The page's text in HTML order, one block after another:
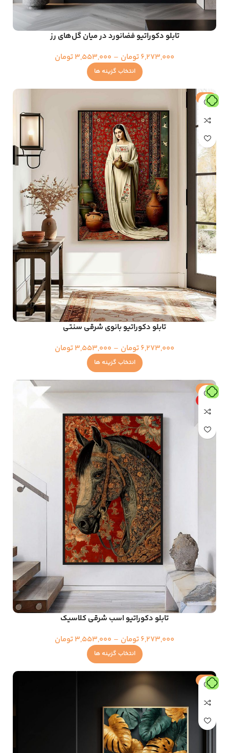
تابلو دکوراتیو فضانورد در میان گل‌های رز
6,273,000تومان –
3,553,000تومان
انتخاب گزینه ها
حراج
تابلو دکوراتیو بانوی شرقی سنتی
6,273,000تومان –
3,553,000تومان
انتخاب گزینه ها
حراج
ویژه
تابلو دکوراتیو اسب شرقی کلاسیک
6,273,000تومان –
3,553,000تومان
انتخاب گزینه ها
حراج